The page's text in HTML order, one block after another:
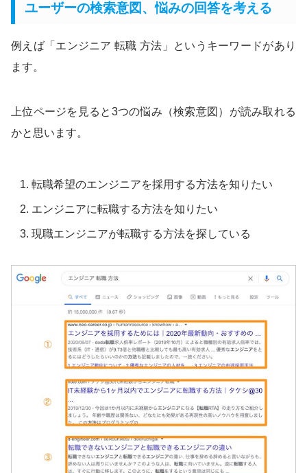
ユーザーの検索意図、悩みの回答を考える
例えば「エンジニア 転職 方法」というキーワードがあり
ます。
上位ページを見ると3つの悩み（検索意図）が読み取れる
かと思います。
転職希望のエンジニアを採用する方法を知りたい
エンジニアに転職する方法を知りたい
現職エンジニアが転職する方法を探している